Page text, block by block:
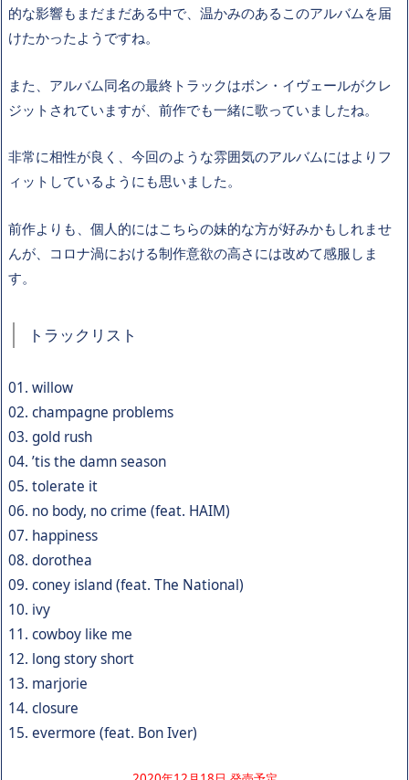
的な影響もまだまだある中で、温かみのあるこのアルバムを届
けたかったようですね。
また、アルバム同名の最終トラックはボン・イヴェールがクレ
ジットされていますが、前作でも一緒に歌っていましたね。
非常に相性が良く、今回のような雰囲気のアルバムにはよりフ
ィットしているようにも思いました。
前作よりも、個人的にはこちらの妹的な方が好みかもしれませ
んが、コロナ渦における制作意欲の高さには改めて感服しま
す。
トラックリスト
01. willow
02. champagne problems
03. gold rush
04. ’tis the damn season
05. tolerate it
06. no body, no crime (feat. HAIM)
07. happiness
08. dorothea
09. coney island (feat. The National)
10. ivy
11. cowboy like me
12. long story short
13. marjorie
14. closure
15. evermore (feat. Bon Iver)